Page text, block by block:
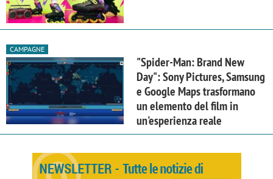
CAMPAGNE
"Spider-Man: Brand New
Day": Sony Pictures, Samsung
e Google Maps trasformano
un elemento del film in
un'esperienza reale